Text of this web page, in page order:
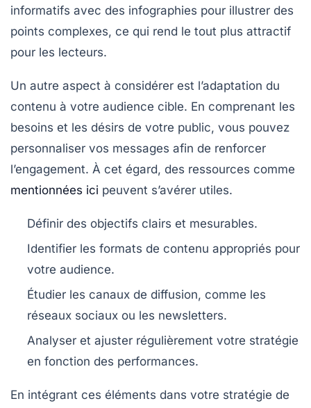
informatifs avec des infographies pour illustrer des
points complexes, ce qui rend le tout plus attractif
pour les lecteurs.
Un autre aspect à considérer est l’adaptation du
contenu à votre audience cible. En comprenant les
besoins et les désirs de votre public, vous pouvez
personnaliser vos messages afin de renforcer
l’engagement. À cet égard, des ressources comme
mentionnées ici peuvent s’avérer utiles.
Définir des objectifs clairs et mesurables.
Identifier les formats de contenu appropriés pour
votre audience.
Étudier les canaux de diffusion, comme les
réseaux sociaux ou les newsletters.
Analyser et ajuster régulièrement votre stratégie
en fonction des performances.
En intégrant ces éléments dans votre stratégie de